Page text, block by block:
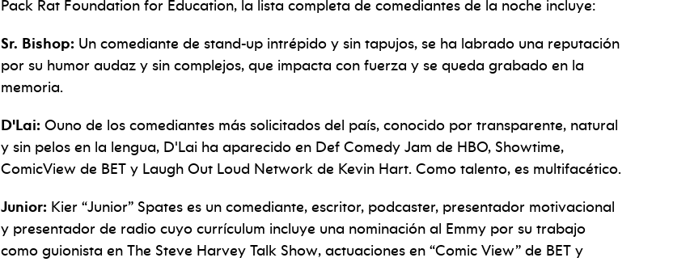
Pack Rat Foundation for Education, la lista completa de comediantes de la noche incluye:
Sr. Bishop: Un comediante de stand-up intrépido y sin tapujos, se ha labrado una reputación
por su humor audaz y sin complejos, que impacta con fuerza y se queda grabado en la
memoria.
D'Lai: Ouno de los comediantes más solicitados del país, conocido por transparente, natural
y sin pelos en la lengua, D'Lai ha aparecido en Def Comedy Jam de HBO, Showtime,
ComicView de BET y Laugh Out Loud Network de Kevin Hart. Como talento, es multifacético.
Junior: Kier “Junior” Spates es un comediante, escritor, podcaster, presentador motivacional
y presentador de radio cuyo currículum incluye una nominación al Emmy por su trabajo
como guionista en The Steve Harvey Talk Show, actuaciones en “Comic View” de BET y